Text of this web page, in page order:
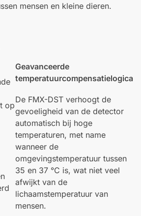
mensen en kleine dieren.
op
Geavanceerde
temperatuurcompensatielogica
De FMX-DST verhoogt de
gevoeligheid van de detector
automatisch bij hoge
temperaturen, met name
wanneer de
omgevingstemperatuur tussen
35 en 37 °C is, wat niet veel
afwijkt van de
lichaamstemperatuur van
mensen.